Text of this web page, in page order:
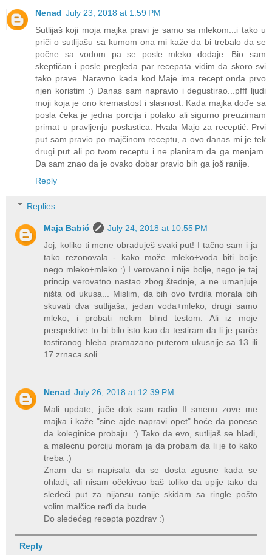
Nenad July 23, 2018 at 1:59 PM
Sutlijaš koji moja majka pravi je samo sa mlekom...i tako u
priči o sutlijašu sa kumom ona mi kaže da bi trebalo da se
počne sa vodom pa se posle mleko dodaje. Bio sam
skeptičan i posle pregleda par recepata vidim da skoro svi
tako prave. Naravno kada kod Maje ima recept onda prvo
njen koristim :) Danas sam napravio i degustirao...pfff ljudi
moji koja je ono kremastost i slasnost. Kada majka dođe sa
posla čeka je jedna porcija i polako ali sigurno preuzimam
primat u pravljenju poslastica. Hvala Majo za receptić. Prvi
put sam pravio po majčinom receptu, a ovo danas mi je tek
drugi put ali po tvom receptu i ne planiram da ga menjam.
Da sam znao da je ovako dobar pravio bih ga još ranije.
Reply
Replies
Maja Babić
July 24, 2018 at 10:55 PM
Joj, koliko ti mene obraduješ svaki put! I tačno sam i ja
tako rezonovala - kako može mleko+voda biti bolje
nego mleko+mleko :) I verovano i nije bolje, nego je taj
princip verovatno nastao zbog štednje, a ne umanjuje
ništa od ukusa... Mislim, da bih ovo tvrdila morala bih
skuvati dva sutlijaša, jedan voda+mleko, drugi samo
mleko, i probati nekim blind testom. Ali iz moje
perspektive to bi bilo isto kao da testiram da li je parče
tostiranog hleba pramazano puterom ukusnije sa 13 ili
17 zrnaca soli...
Nenad July 26, 2018 at 12:39 PM
Mali update, juče dok sam radio II smenu zove me
majka i kaže "sine ajde napravi opet" hoće da ponese
da koleginice probaju. :) Tako da evo, sutlijaš se hladi,
a malecnu porciju moram ja da probam da li je to kako
treba :)
Znam da si napisala da se dosta zgusne kada se
ohladi, ali nisam očekivao baš toliko da upije tako da
sledeći put za nijansu ranije skidam sa ringle pošto
volim malčice ređi da bude.
Do sledećeg recepta pozdrav :)
Reply